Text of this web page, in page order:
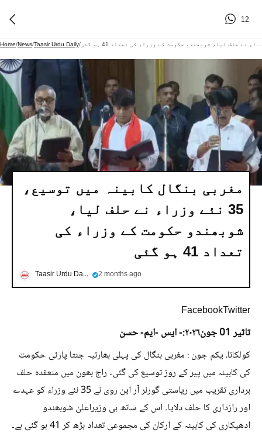
12
Home/News/Taasir Urdu Daily/
مغربی بنگال کابینہ میں توسیع،
35 نئے وزراء نے حلف لیا،
شوبھندو حکومت کے وزراء کی
تعداد 41 ہو گئی
Taasir Urdu Daily 2 months ago
FacebookTwitter
تاثیر 01 جون ۲۰۲۶:- ایس -ایم- حسن
کولکاتا، یکم جون : مغربی بنگال کی پہلی بھارتیہ جنتا پارٹی حکومت
کی کابینہ میں پیر کے روز توسیع کی گئی۔ راج بھون میں منعقدہ حلف
برداری تقریب میں ریاستی گورنر آر این روی نے 35 نئے وزراء کو عہدے
اور رازداری کا حلف دلایا۔ اس کے ساتھ ہی وزیراعلیٰ شوبھندو
ادھیکاری کی کابینہ کے ارکان کی مجموعی تعداد بڑھ کر 41 ہو گئی ہے۔